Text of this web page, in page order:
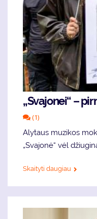
„Svajonei“ –
(1)
Alytaus muzikos
„Svajonė“ vėl
Skaityti daugiau